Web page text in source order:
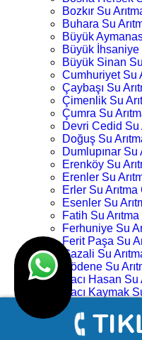
Bozkır Su
Buhara Su
Büyük
Büyük İhsaniye
Büyük Sinan
Cumhuriyet Su
Çaybaşı Su
Çimenlik Su
Çumra Su
Devri Cedid Su
Doğuş Su
Dumlupınar Su
Erenköy Su
Erenler Su
Erler Su Arıtma
Esenler Su
Fatih Su Arıtma
Ferhuniye Su
Ferit Paşa Su
Gazali Su
Gödene Su
Hacı Hasan Su
Hacı Kaymak
Hacı Yusuf
Hacıveyiszade
Hamza Oğlu